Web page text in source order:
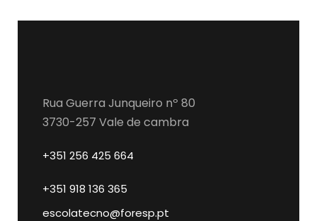
Rua Guerra Junqueiro nº 80
3730-257 Vale de cambra
+351 256 425 664
+351 918 136 365
escolatecno@foresp.pt